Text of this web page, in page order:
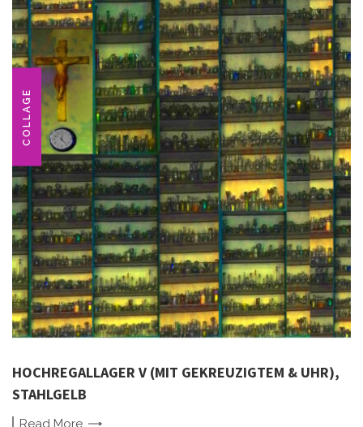
COLLAGE
HOCHREGALLAGER V (MIT GEKREUZIGTEM & UHR),
STAHLGELB
Read More